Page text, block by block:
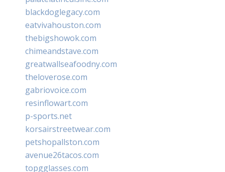
blackdoglegacy.com
eatvivahouston.com
thebigshowok.com
chimeandstave.com
greatwallseafoodny.com
theloverose.com
gabriovoice.com
resinflowart.com
p-sports.net
korsairstreetwear.com
petshopallston.com
avenue26tacos.com
topgglasses.com